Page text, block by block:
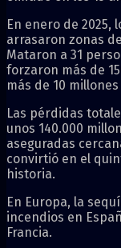
En enero de 2025,
arrasaron zonas
Mataron a 31
forzaron más de
más de 10
Las pérdidas
unos 140.000
aseguradas
convirtió en el
historia.
En Europa, la
incendios en
Francia.